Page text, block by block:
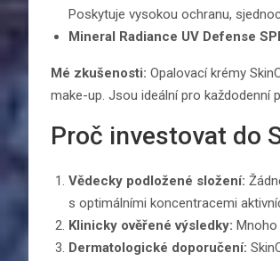
Poskytuje vysokou ochranu,
Mineral Radiance UV Defense
Mé zkušenosti: Opalovací krémy
make-up. Jsou ideální pro každodenní
Proč investovat do
Vědecky podložené složení:
s optimálními koncentracemi
Klinicky ověřené výsledky: Mnoho
Dermatologické doporučení: